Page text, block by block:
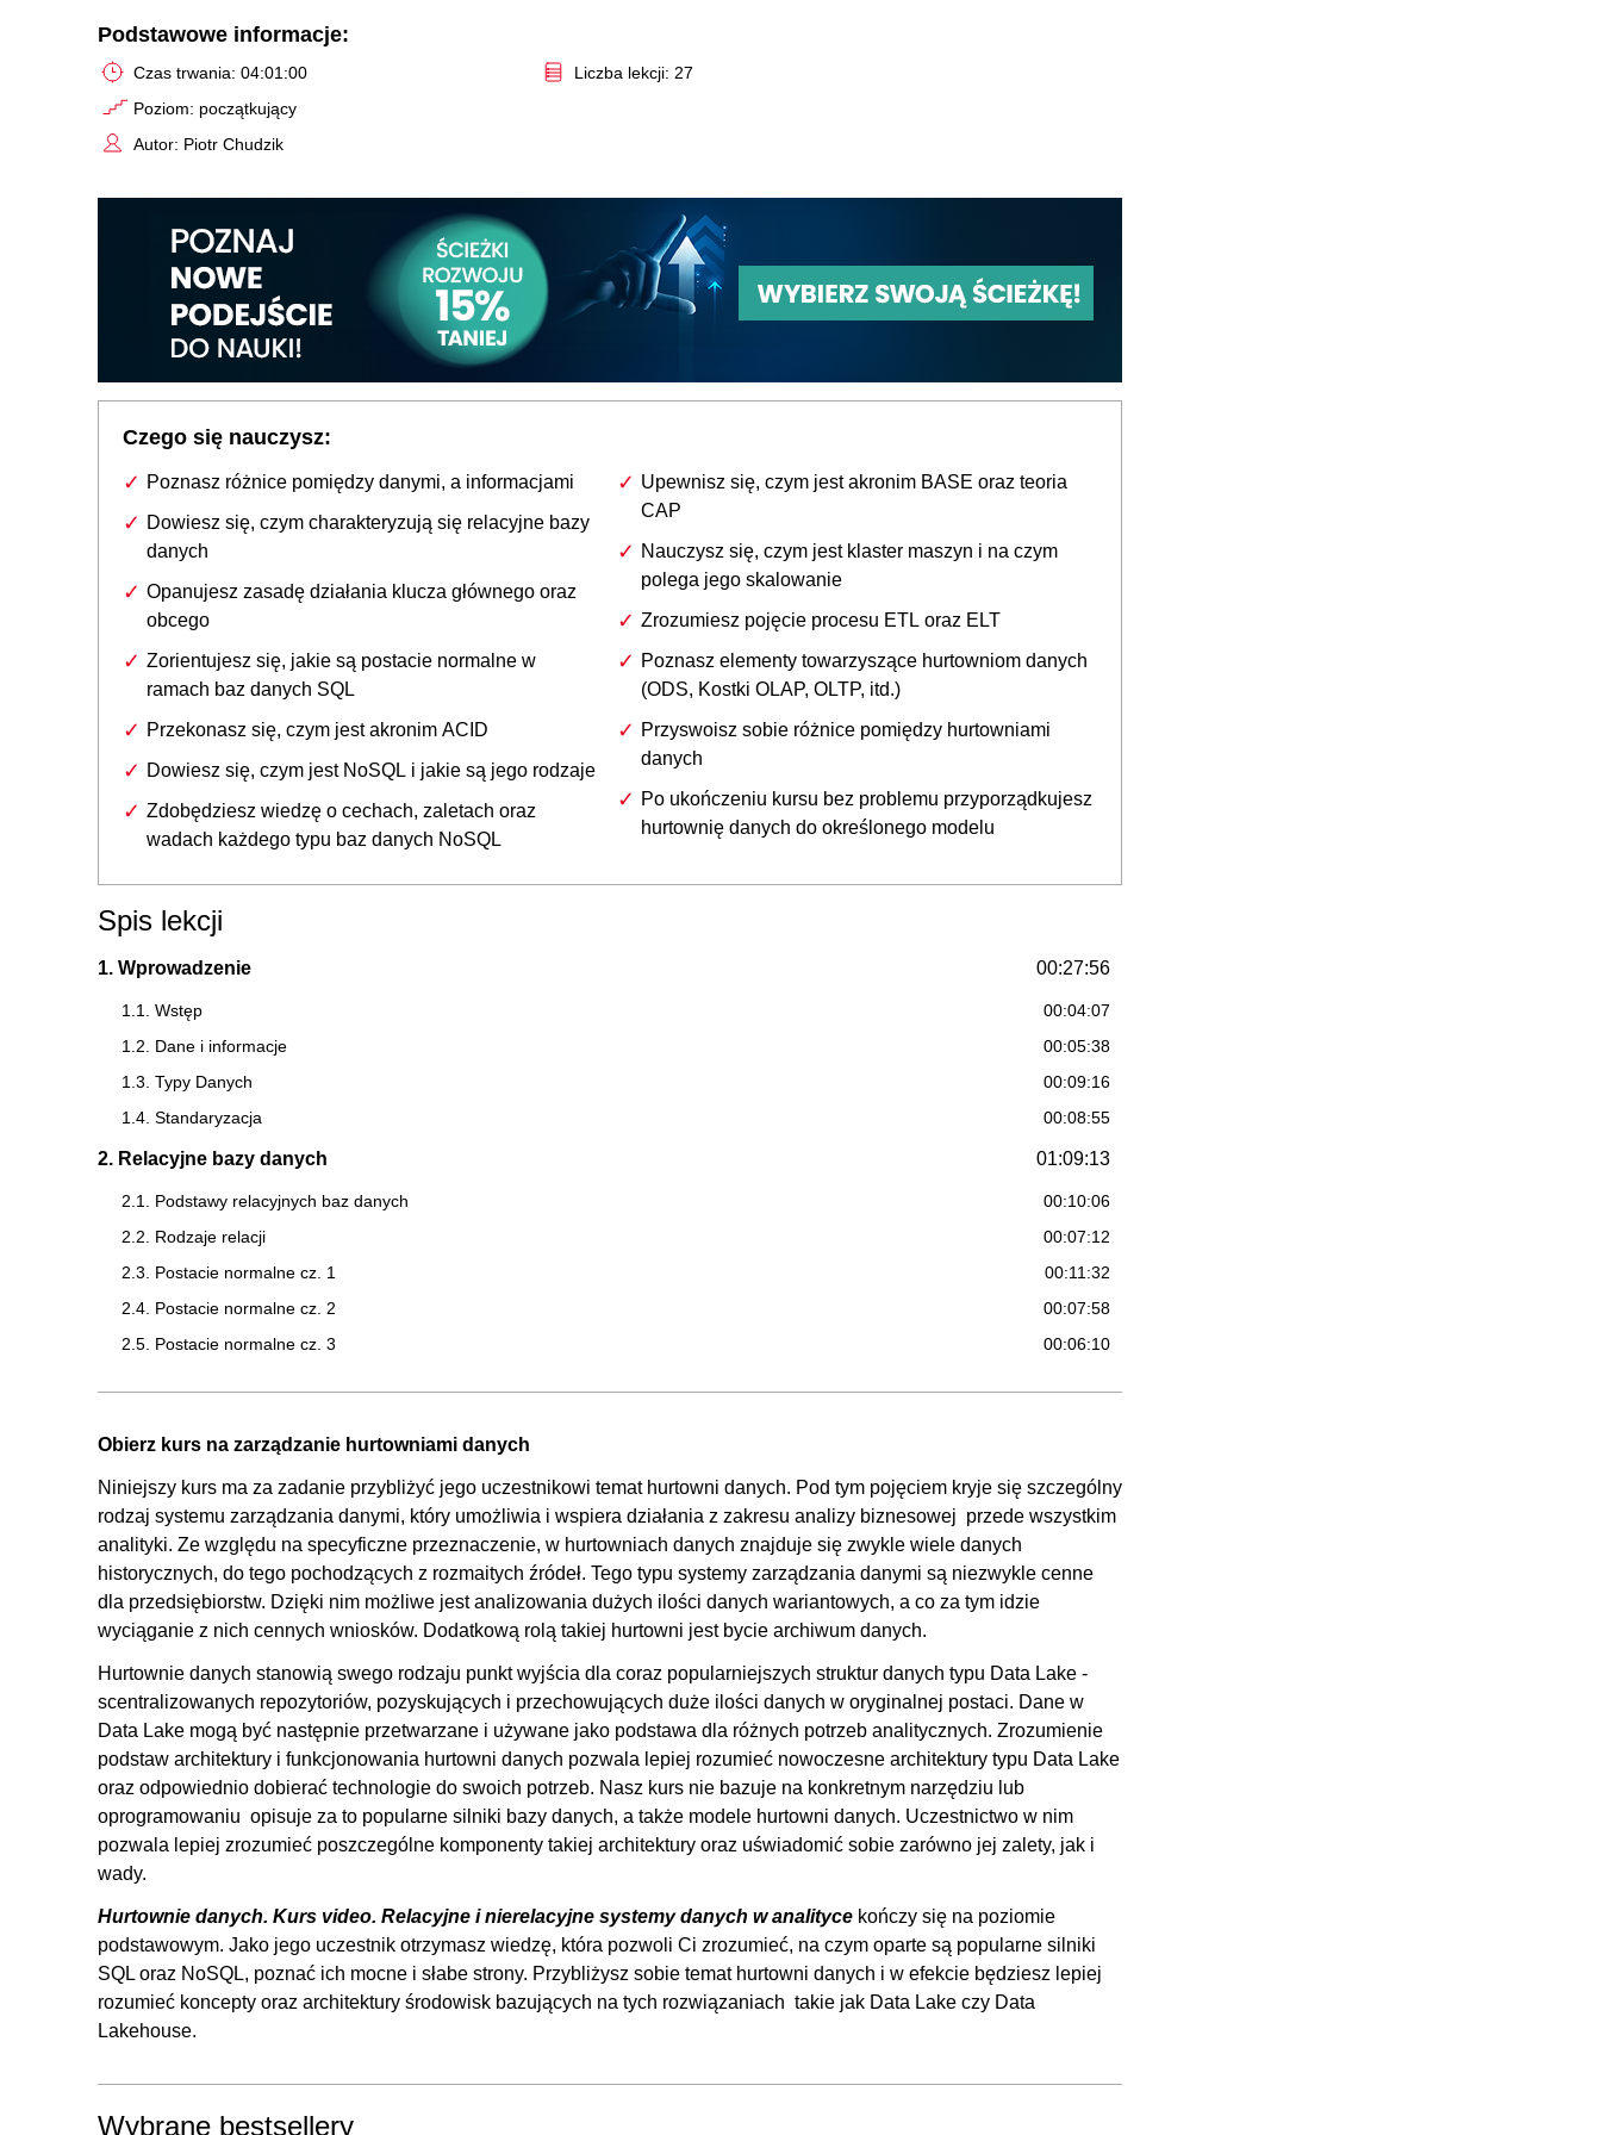
Podstawowe informacje:
Czas trwania: 04:01:00
Poziom: początkujący
Autor: Piotr Chudzik
Liczba lekcji: 27
Czego się nauczysz:
Poznasz różnice pomiędzy danymi, a informacjami
Dowiesz się, czym charakteryzują się relacyjne bazy
danych
Opanujesz zasadę działania klucza głównego oraz
obcego
Zorientujesz się, jakie są postacie normalne w
ramach baz danych SQL
Przekonasz się, czym jest akronim ACID
Dowiesz się, czym jest NoSQL i jakie są jego rodzaje
Zdobędziesz wiedzę o cechach, zaletach oraz
wadach każdego typu baz danych NoSQL
Upewnisz się, czym jest akronim BASE oraz teoria
CAP
Nauczysz się, czym jest klaster maszyn i na czym
polega jego skalowanie
Zrozumiesz pojęcie procesu ETL oraz ELT
Poznasz elementy towarzyszące hurtowniom danych
(ODS, Kostki OLAP, OLTP, itd.)
Przyswoisz sobie różnice pomiędzy hurtowniami
danych
Po ukończeniu kursu bez problemu przyporządkujesz
hurtownię danych do określonego modelu
Spis lekcji
1. Wprowadzenie 00:27:56
1.1. Wstęp
00:04:07
1.2. Dane i informacje
00:05:38
1.3. Typy Danych
00:09:16
1.4. Standaryzacja
00:08:55
2. Relacyjne bazy danych 01:09:13
2.1. Podstawy relacyjnych baz danych
00:10:06
2.2. Rodzaje relacji
00:07:12
2.3. Postacie normalne cz. 1
00:11:32
2.4. Postacie normalne cz. 2
00:07:58
2.5. Postacie normalne cz. 3
00:06:10
3. NoSQL
3.1. Wprowadzenie do NoSQL
00:02:20
3.2. Baza klucz-wartość
3.3. Baza dokumentowa
00:16:49
3.4. Baza kolumnowa
3.5. Baza grafowa
3.6. Zadanie praktyczne
00:11:06
4. Skalowanie i klaster 00:21:21
4.1. Rodzaje skalowania
00:05:48
4.2. Teoria CAP
4.3. Akronim BASE
5. Wprowadzenie do hurtowni danych
5.1. Proces ETL/ELT
00:07:39
5.2. Rodzaje kluczy
00:07:44
5.3. Obszary robocze
00:08:26
6. Hurtownie danych
Obierz kurs na zarządzanie hurtowniami danych
Niniejszy kurs ma za zadanie przybliżyć jego uczestnikowi temat hurtowni danych. Pod tym pojęciem kryje się szczególny
rodzaj systemu zarządzania danymi, który umożliwia i wspiera działania z zakresu analizy biznesowej przede wszystkim
analityki. Ze względu na specyficzne przeznaczenie, w hurtowniach danych znajduje się zwykle wiele danych
historycznych, do tego pochodzących z rozmaitych źródeł. Tego typu systemy zarządzania danymi są niezwykle cenne
dla przedsiębiorstw. Dzięki nim możliwe jest analizowania dużych ilości danych wariantowych, a co za tym idzie
wyciąganie z nich cennych wniosków. Dodatkową rolą takiej hurtowni jest bycie archiwum danych.
Hurtownie danych stanowią swego rodzaju punkt wyjścia dla coraz popularniejszych struktur danych typu Data Lake -
scentralizowanych repozytoriów, pozyskujących i przechowujących duże ilości danych w oryginalnej postaci. Dane w
Data Lake mogą być następnie przetwarzane i używane jako podstawa dla różnych potrzeb analitycznych. Zrozumienie
podstaw architektury i funkcjonowania hurtowni danych pozwala lepiej rozumieć nowoczesne architektury typu Data Lake
oraz odpowiednio dobierać technologie do swoich potrzeb. Nasz kurs nie bazuje na konkretnym narzędziu lub
oprogramowaniu opisuje za to popularne silniki bazy danych, a także modele hurtowni danych. Uczestnictwo w nim
pozwala lepiej zrozumieć poszczególne komponenty takiej architektury oraz uświadomić sobie zarówno jej zalety, jak i
wady.
Hurtownie danych. Kurs video. Relacyjne i nierelacyjne systemy danych w analityce kończy się na poziomie
podstawowym. Jako jego uczestnik otrzymasz wiedzę, która pozwoli Ci zrozumieć, na czym oparte są popularne silniki
SQL oraz NoSQL, poznać ich mocne i słabe strony. Przybliżysz sobie temat hurtowni danych i w efekcie będziesz lepiej
rozumieć koncepty oraz architektury środowisk bazujących na tych rozwiązaniach takie jak Data Lake czy Data
Lakehouse.
Wybrane bestsellery